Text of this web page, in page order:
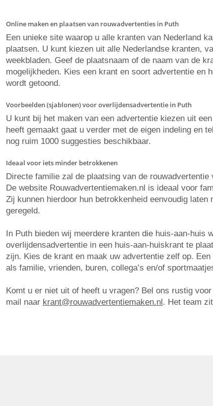
Online maken en plaatsen van rouwadvertenties in Puth
Een unieke site waarop u alle kranten van Nederland
plaatsen. U kunt kiezen uit alle Nederlandse kranten,
weekbladen. Geef de plaatsnaam of de naam van de
mogelijkheden. Kies een krant en soort advertentie en
wordt getoond.
Voorbeelden (sjablonen) voor overlijdensadvertentie in Puth
U kunt bij het maken van een advertentie kiezen uit
heeft gemaakt gaat u verder met de eigen indeling en
nog ruim 1000 suggesties beschikbaar.
Ideaal voor iets minder betrokkenen
Directe familie zal de plaatsing van de
De website Rouwadvertentiemaken.nl is ideaal voor
Zij kunnen hierdoor hun betrokkenheid eenvoudig
geregeld.
In Puth bieden wij meerdere kranten die huis-aan-huis
overlijdensadvertentie in een huis-aan-huiskrant te
zijn. Kies de krant en maak uw advertentie zelf op.
als familie, vrienden, buren, collega’s en/of
Komt u er niet uit of heeft u vragen? Bel ons rustig
mail naar krant@rouwadvertentiemaken.nl. Het team